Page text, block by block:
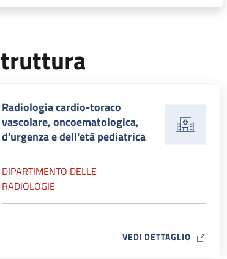
Radiologia cardio-toraco
vascolare, oncoematologica,
d'urgenza e dell'età pediatrica
DIPARTIMENTO DELLE
RADIOLOGIE
VEDI DETTAGLIOMAP ICON